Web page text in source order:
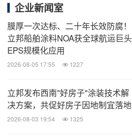
企业新闻室
膜厚一次达标、二十年长效防腐！
立邦船舶涂料NOA获全球航运巨头
EPS规模化应用
2026-08-05 17:55 1227
立邦发布西南"好房子"涂装技术解
决方案，共促好房子因地制宜落地
2026-08-03 19:54 1325